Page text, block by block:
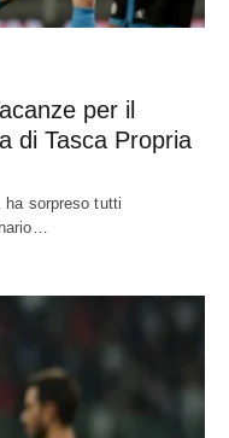
per il
di Tasca Propria
ha sorpreso tutti